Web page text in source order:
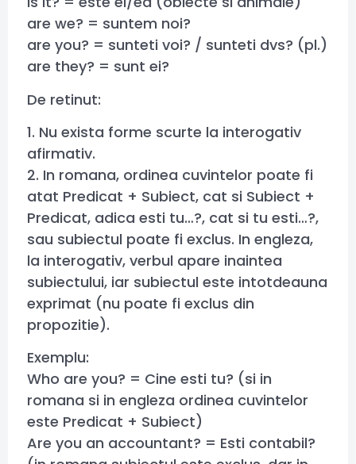
are we? = suntem noi?
are you? = sunteti voi? / sunteti dvs? (pl.)
are they? = sunt ei?
De retinut:
1. Nu exista forme scurte la interogativ
afirmativ.
2. In romana, ordinea cuvintelor poate fi
atat Predicat + Subiect, cat si Subiect +
Predicat, adica esti tu…?, cat si tu esti…?,
sau subiectul poate fi exclus. In engleza,
la interogativ, verbul apare inaintea
subiectului, iar subiectul este intotdeauna
exprimat (nu poate fi exclus din
propozitie).
Exemplu:
Who are you? = Cine esti tu? (si in
romana si in engleza ordinea cuvintelor
este Predicat + Subiect)
Are you an accountant? = Esti contabil?